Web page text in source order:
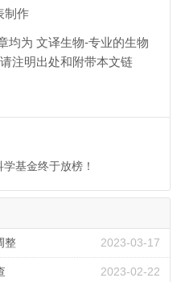
制作
均为 文译生物-专业的生物
注明出处和附带本文链
基金终于放榜！
2023-03-17
整
2023-02-22